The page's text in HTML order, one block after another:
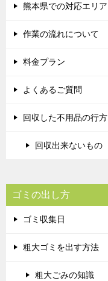
熊本県での対応エリア
作業の流れについて
料金プラン
よくあるご質問
回収した不用品の行方
回収出来ないもの
ゴミの出し方
ゴミ収集日
粗大ゴミを出す方法
粗大ごみの知識